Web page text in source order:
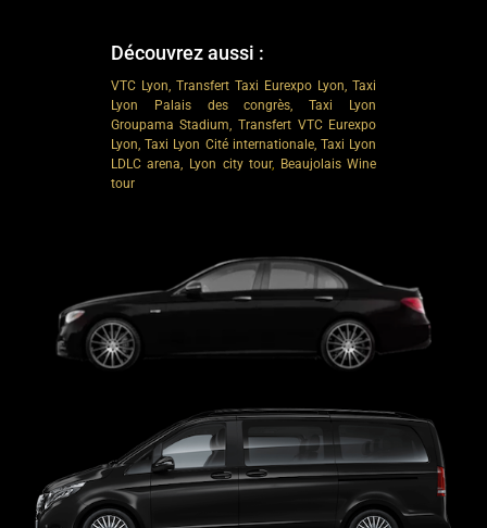
Découvrez aussi :
VTC Lyon, Transfert Taxi Eurexpo Lyon , Taxi
Lyon Palais des congrès,Taxi Lyon
Groupama Stadium,
Transfert VTC Eurexpo
Lyon, Taxi Lyon Cité internationale, Taxi Lyon
LDLC arena,
Lyon city tour, Beaujolais Wine
tour